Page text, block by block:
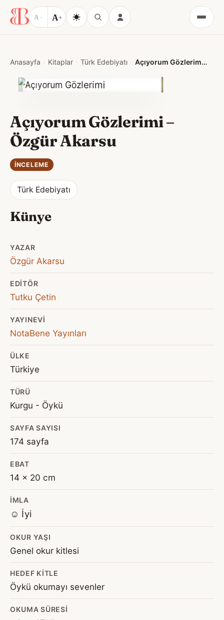
A − A+
Menü
Anasayfa Kitaplar Türk Edebiyatı Açıyorum Gözlerimi – Özgür Akarsu
Açıyorum Gözlerimi –
Özgür Akarsu
İNCELEME
Türk Edebiyatı
Künye
YAZAR
Özgür Akarsu
EDITÖR
Tutku Çetin
YAYINEVI
NotaBene Yayınları
ÜLKE
Türkiye
TÜRÜ
Kurgu - Öykü
SAYFA SAYISI
174 sayfa
EBAT
14 x 20 cm
İMLA
☺️ İyi
OKUR YAŞI
Genel okur kitlesi
HEDEF KITLE
Öykü okumayı sevenler
OKUMA SÜRESI